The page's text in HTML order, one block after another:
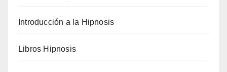
Introducción a la Hipnosis
Libros Hipnosis